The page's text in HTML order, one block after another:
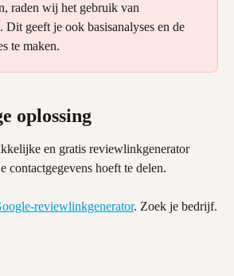
raden wij het gebruik van
Dit geeft je ook basisanalyses en de
te maken.
oplossing
en gratis reviewlinkgenerator
contactgegevens hoeft te delen.
reviewlinkgenerator. Zoek je bedrijf.